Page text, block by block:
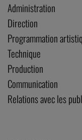
Administration
Direction
Programmation
Technique
Production
Communication
Relations avec les